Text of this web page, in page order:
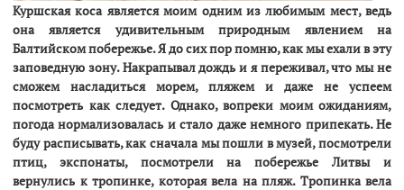
Куршская коса является моим одним из любимым мест, ведь
она является удивительным природным явлением на
Балтийском побережье. Я до сих пор помню, как мы ехали в эту
заповедную зону. Накрапывал дождь и я переживал, что мы не
сможем насладиться морем, пляжем и даже не успеем
посмотреть как следует. Однако, вопреки моим ожиданиям,
погода нормализовалась и стало даже немного припекать. Не
буду расписывать, как сначала мы пошли в музей, посмотрели
птиц, экспонаты, посмотрели на побережье Литвы и
вернулись к тропинке, которая вела на пляж. Тропинка вела